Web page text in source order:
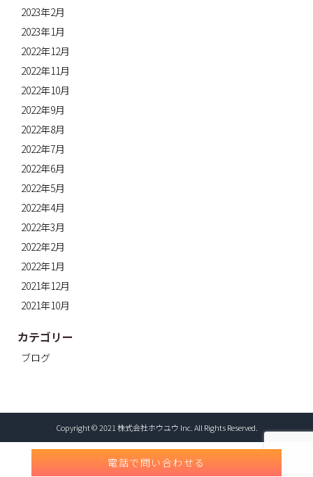
2023年2月
2023年1月
2022年12月
2022年11月
2022年10月
2022年9月
2022年8月
2022年7月
2022年6月
2022年5月
2022年4月
2022年3月
2022年2月
2022年1月
2021年12月
2021年10月
カテゴリー
ブログ
電話で問い合わせる
Copyright © 2021 株式会社ホウユウ Inc. All Rights Reserved.